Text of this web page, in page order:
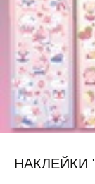
НАКЛЕЙКИ